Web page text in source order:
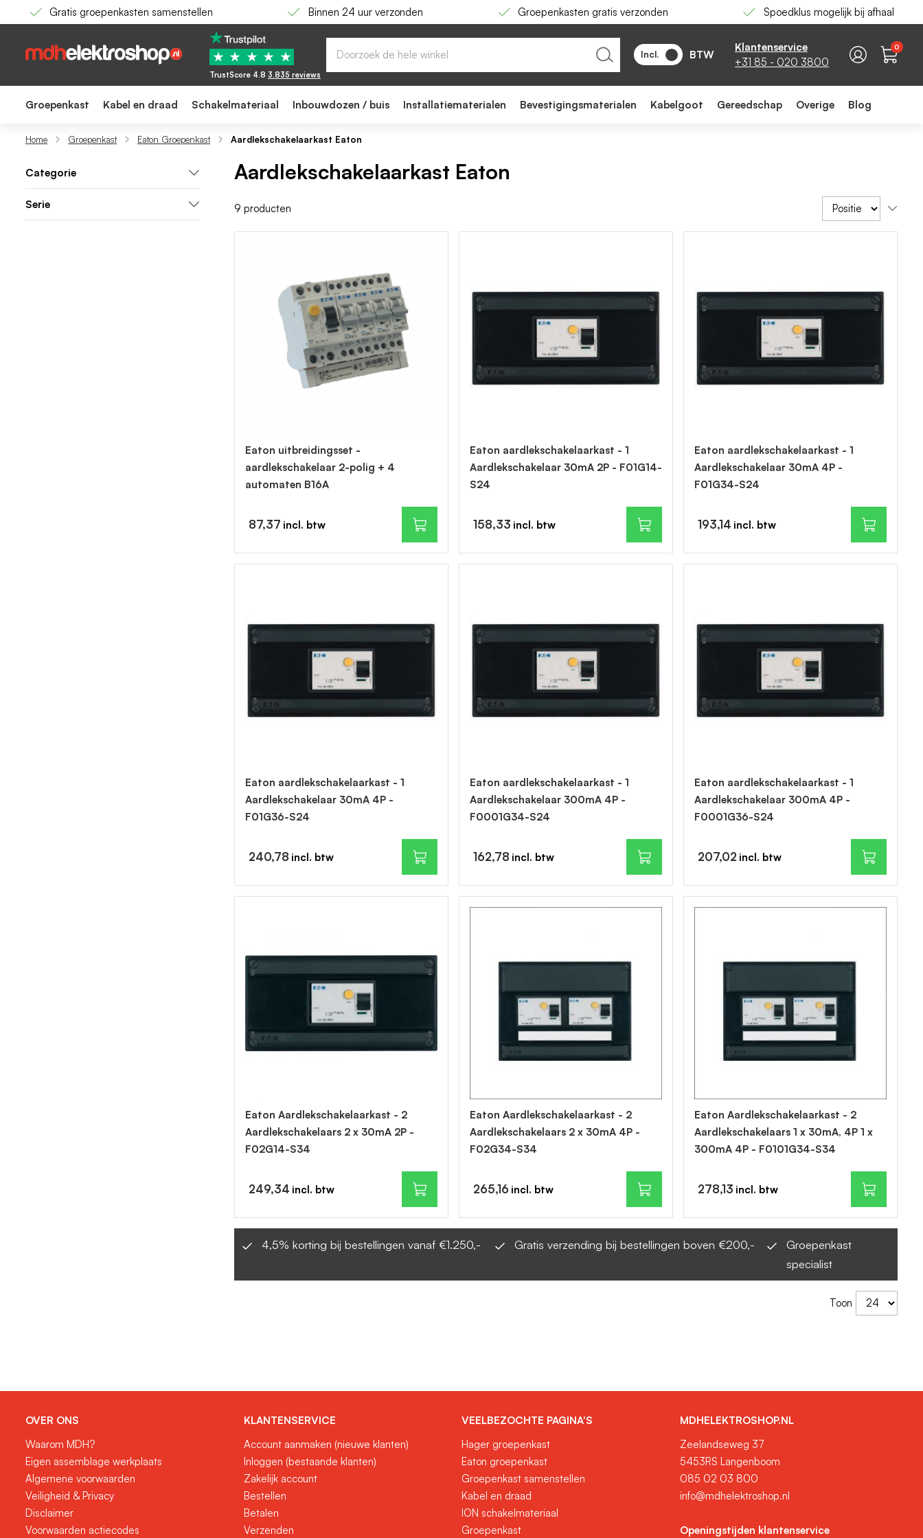
Gratis groepenkasten samenstellen Binnen 24 uur verzonden Groepenkasten gratis verzonden Spoedklus mogelijk bij afhaal
Incl. BTW
Klantenservice
+31 85 - 020 3800
★ ★ ★ ★ ★
TrustScore 4.8 3.835 reviews
0
Groepenkast Kabel en draad Schakelmateriaal Inbouwdozen / buis Installatiematerialen Bevestigingsmaterialen Kabelgoot Gereedschap Overige Blog
Home Groepenkast Eaton Groepenkast Aardlekschakelaarkast Eaton
Aardlekschakelaarkast Eaton
9 producten
Eaton uitbreidingsset -
aardlekschakelaar 2-polig + 4
automaten B16A
87,37
Eaton aardlekschakelaarkast - 1
Aardlekschakelaar 30mA 2P - F01G14-
S24
158,33
Eaton aardlekschakelaarkast - 1
Aardlekschakelaar 30mA 4P -
F01G34-S24
193,14
Eaton aardlekschakelaarkast - 1
Aardlekschakelaar 30mA 4P -
F01G36-S24
240,78
Eaton aardlekschakelaarkast - 1
Aardlekschakelaar 300mA 4P -
F0001G34-S24
162,78
Eaton aardlekschakelaarkast - 1
Aardlekschakelaar 300mA 4P -
F0001G36-S24
207,02
Eaton Aardlekschakelaarkast - 2
Aardlekschakelaars 2 x 30mA 2P -
F02G14-S34
249,34
Eaton Aardlekschakelaarkast - 2
Aardlekschakelaars 2 x 30mA 4P -
F02G34-S34
265,16
Eaton Aardlekschakelaarkast - 2
Aardlekschakelaars 1 x 30mA, 4P 1 x
300mA 4P - F0101G34-S34
278,13
4,5% korting bij bestellingen vanaf €1.250,- Gratis verzending bij bestellingen boven €200,-
Groepenkast
specialist
Toon
Categorie
Serie
OVER ONS
Waarom MDH?
Eigen assemblage werkplaats
Algemene voorwaarden
Veiligheid & Privacy
Disclaimer
Voorwaarden actiecodes
KLANTENSERVICE
Account aanmaken (nieuwe klanten)
Inloggen (bestaande klanten)
Zakelijk account
Bestellen
Betalen
Verzenden
VEELBEZOCHTE PAGINA'S
Hager groepenkast
Eaton groepenkast
Groepenkast samenstellen
Kabel en draad
ION schakelmateriaal
Groepenkast
MDHELEKTROSHOP.NL
Zeelandseweg 37
5453RS Langenboom
085 02 03 800
info@mdhelektroshop.nl
Openingstijden klantenservice